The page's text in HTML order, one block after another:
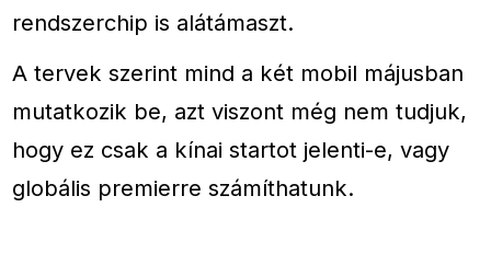
rendszerchip is alátámaszt.
A tervek szerint mind a két mobil májusban
mutatkozik be, azt viszont még nem tudjuk,
hogy ez csak a kínai startot jelenti-e, vagy
globális premierre számíthatunk.